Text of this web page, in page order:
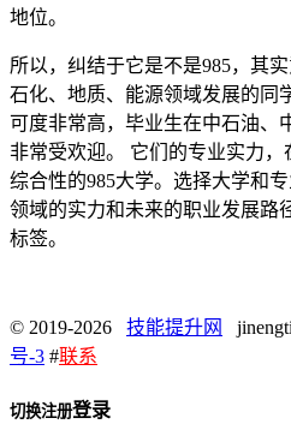
地位。
所以，纠结于它是不是985，其
石化、地质、能源领域发展的同
可度非常高，毕业生在中石油、
非常受欢迎。 它们的专业实力
综合性的985大学。选择大学和
领域的实力和未来的职业发展路
标签。
© 2019-2026 技能提升网
号-3 #联系
切换注册登录